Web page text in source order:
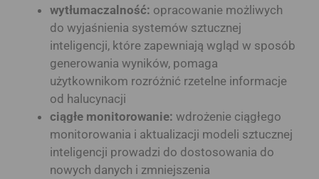
wytłumaczalność: opracowanie możliwych
do wyjaśnienia systemów sztucznej
inteligencji, które zapewniają wgląd w sposób
generowania wyników, pomaga
użytkownikom rozróżnić rzetelne informacje
od halucynacji
ciągłe monitorowanie: wdrożenie ciągłego
monitorowania i aktualizacji modeli sztucznej
inteligencji prowadzi do dostosowania do
nowych danych i zmniejszenia